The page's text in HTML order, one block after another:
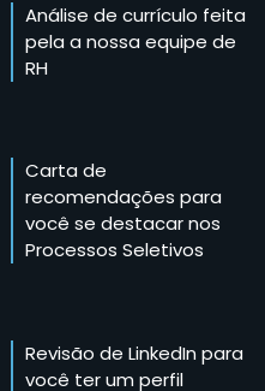
Análise de currículo feita
pela a nossa equipe de
RH
Carta de
recomendações para
você se destacar nos
Processos Seletivos
Revisão de LinkedIn para
você ter um perfil